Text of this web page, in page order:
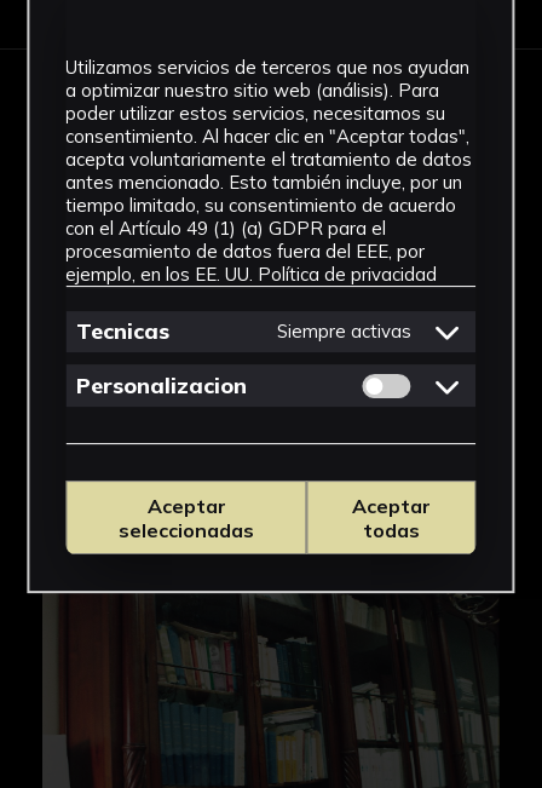
IMÁGENES
Utilizamos servicios de terceros que nos ayudan
a optimizar nuestro sitio web (análisis). Para
poder utilizar estos servicios, necesitamos su
consentimiento. Al hacer clic en "Aceptar todas",
acepta voluntariamente el tratamiento de datos
antes mencionado. Esto también incluye, por un
tiempo limitado, su consentimiento de acuerdo
con el Artículo 49 (1) (a) GDPR para el
procesamiento de datos fuera del EEE, por
ejemplo, en los EE. UU. Política de privacidad
Tecnicas Siempre activas
Personalizacion Permitir cookies
Aceptar
seleccionadas
Aceptar
todas